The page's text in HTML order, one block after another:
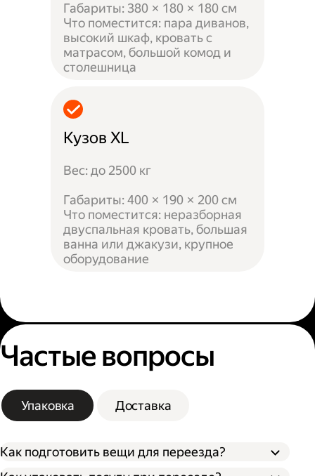
Габариты: 380 × 180 × 180 см
Что поместится: пара диванов,
высокий шкаф, кровать с
матрасом, большой комод и
столешница
Кузов XL
Вес: до 2500 кг
Габариты: 400 × 190 × 200 см
Что поместится: неразборная
двуспальная кровать, большая
ванна или джакузи, крупное
оборудование
Частые вопросы
Упаковка Доставка
Как подготовить вещи для переезда?